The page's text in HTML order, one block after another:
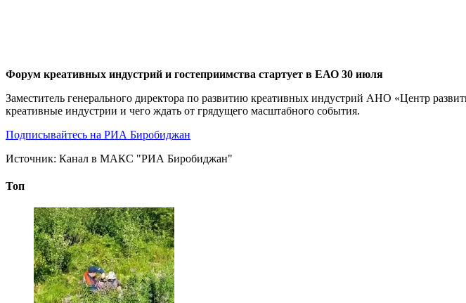
Форум креативных индустрий и гостеприимства стартует в ЕАО 30 июля
Заместитель генерального директора по развитию креативных индустрий АНО «Центр
креативные индустрии и чего ждать от грядущего масштабного события.
Подписывайтесь на РИА Биробиджан
Источник: Канал в МАКС "РИА Биробиджан"
Топ